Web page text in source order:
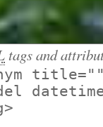
tags and